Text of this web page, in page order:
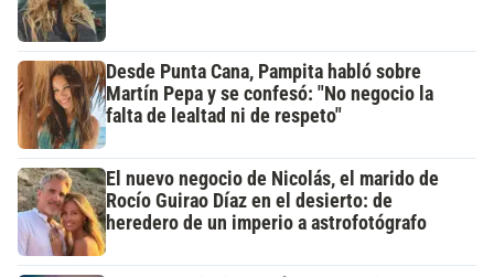
Desde Punta Cana, Pampita habló sobre
Martín Pepa y se confesó: "No negocio la
falta de lealtad ni de respeto"
El nuevo negocio de Nicolás, el marido de
Rocío Guirao Díaz en el desierto: de
heredero de un imperio a astrofotógrafo